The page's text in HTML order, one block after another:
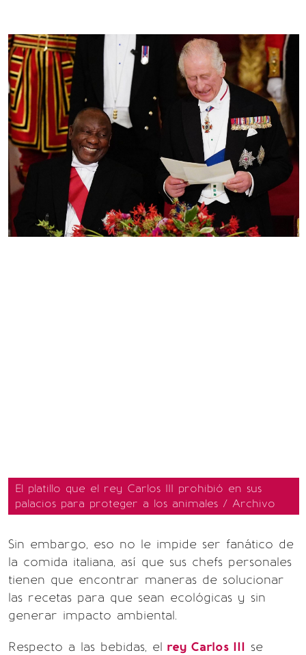
El platillo que el rey Carlos III prohibió en sus
palacios para proteger a los animales / Archivo
Sin embargo, eso no le impide ser fanático de
la comida italiana, así que sus chefs personales
tienen que encontrar maneras de solucionar
las recetas para que sean ecológicas y sin
generar impacto ambiental.
Respecto a las bebidas, el rey Carlos III se